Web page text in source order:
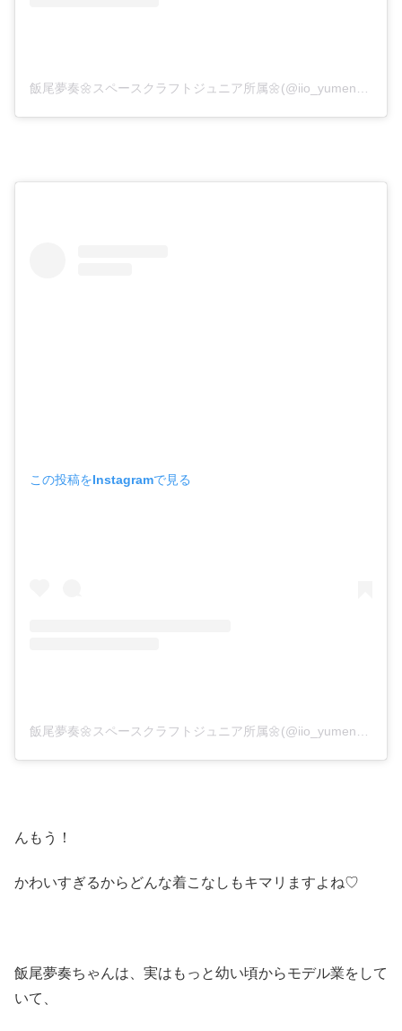
飯尾夢奏🌼スペースクラフトジュニア所属🌼(@iio_yumena_official)がシェアした投稿
この投稿をInstagramで見る
んもう！
かわいすぎるからどんな着こなしもキマリますよね♡
飯尾夢奏ちゃんは、実はもっと幼い頃からモデル業をして
いて、